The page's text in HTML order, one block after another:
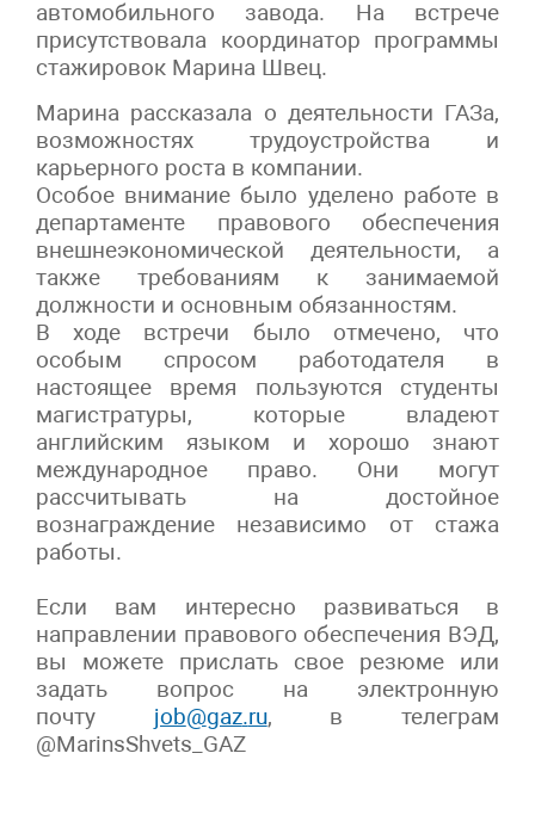
автомобильного завода. На встрече
присутствовала координатор программы
стажировок Марина Швец.
Марина рассказала о деятельности ГАЗа,
возможностях трудоустройства и
карьерного роста в компании.
Особое внимание было уделено работе в
департаменте правового обеспечения
внешнеэкономической деятельности, а
также требованиям к занимаемой
должности и основным обязанностям.
В ходе встречи было отмечено, что
особым спросом работодателя в
настоящее время пользуются студенты
магистратуры, которые владеют
английским языком и хорошо знают
международное право. Они могут
рассчитывать на достойное
вознаграждение независимо от стажа
работы.
Если вам интересно развиваться в
направлении правового обеспечения ВЭД,
вы можете прислать свое резюме или
задать вопрос на электронную
почту job@gaz.ru, в телеграм
@MarinsShvets GAZ